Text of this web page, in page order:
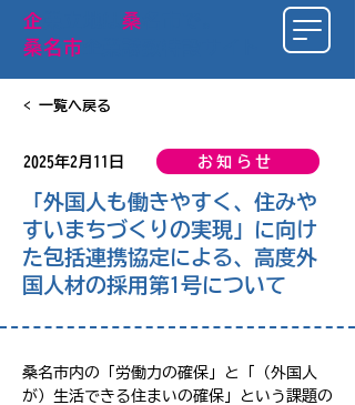
​企 業立地は桑
桑名市
< 一覧へ戻る
2025年2月11日 お知らせ
「外国人も働きやすく、住みや
すいまちづくりの実現」に向け
た包括連携協定による、高度外
国人材の採用第1号について
桑名市内の「労働力の確保」と「（外国人
が）生活できる住まいの確保」という課題の